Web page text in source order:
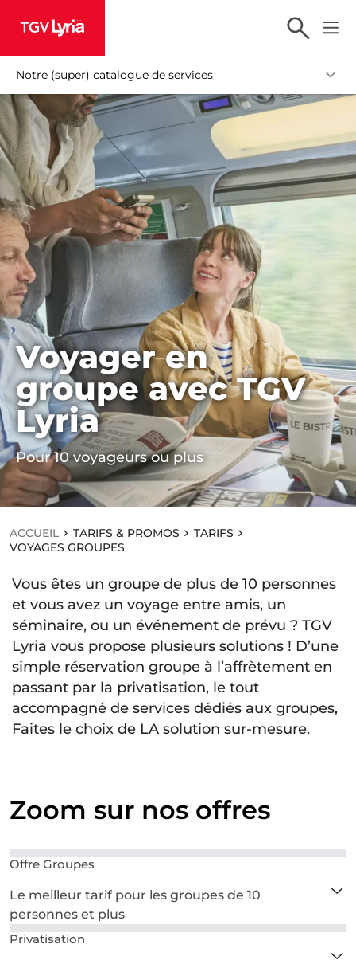
TGV Lyria
ACCUEIL
TA
RI
FS
&
PR
O
M
O
S
T
RI
F
V
Y
A
E
S
G
R
O
U
Voyager en
groupe avec TGV
Lyria
Pour 10 voyageurs ou plus
ACCUEIL TARIFS & PROMOS
TARIFS
VOYAGES GROUPES
Notre (super) catalogue de services
Vous êtes un groupe de plus de 10 personnes
et vous avez un voyage entre amis, un
séminaire, ou un événement de prévu ? TGV
Lyria vous propose plusieurs solutions ! D’une
simple réservation groupe à l’affrètement en
passant par la privatisation, le tout
accompagné de services dédiés aux groupes,
Faites le choix de LA solution sur-mesure.
Zoom sur nos offres
Offre Groupes
Le meilleur tarif pour les groupes de 10
personnes et plus
Privatisation